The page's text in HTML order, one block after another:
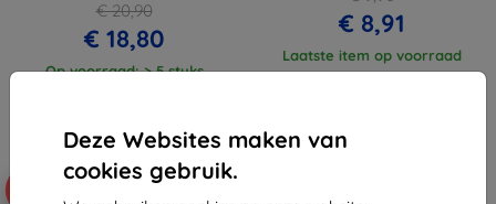
Deze Websites maken van
cookies gebruik.
€ 20,90
€ 18,80
Op voorraad: > 5 stuks
€ 8,91
Laatste item op voorraad